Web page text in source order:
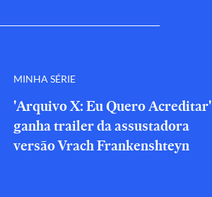
MINHA SÉRIE
'Arquivo X: Eu Quero Acreditar'
ganha trailer da assustadora
versão Vrach Frankenshteyn